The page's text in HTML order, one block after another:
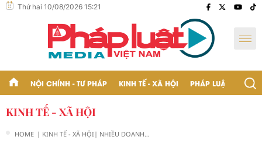
Thứ hai 10/08/2026 15:21
NỘI CHÍNH - TƯ PHÁP KINH TẾ - XÃ HỘI PHÁP LUẬT - BẠN
KINH TẾ - XÃ HỘI
HOME | KINH TẾ - XÃ HỘI| NHIỀU DOANH